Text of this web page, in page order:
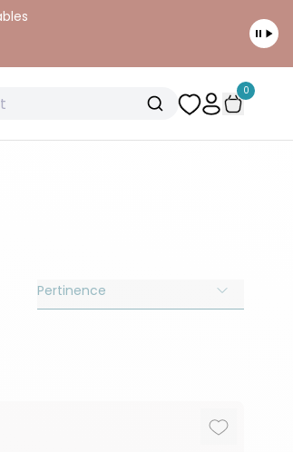
0
Pertinence
favoris
des favoris Ajouter